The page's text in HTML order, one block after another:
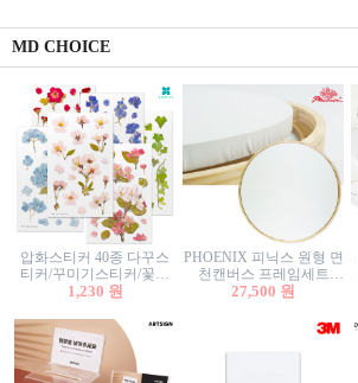
MD CHOICE
압화스티커 40종 다꾸스
티커/꾸미기스티커/꽃스
티커/압화꽃책갈피/팬시
1,230 원
PHOENIX 피닉스 원형 면
천캔버스 프레임세트
30cm/원형캔버스/플로팅
27,500 원